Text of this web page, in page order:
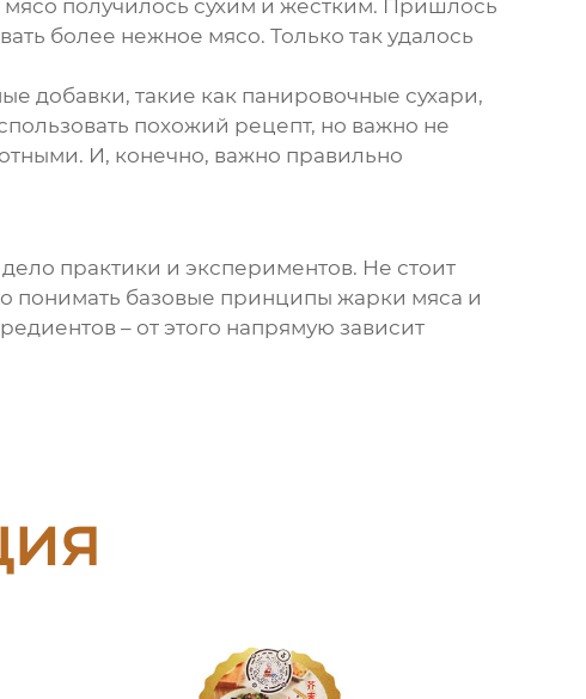
мясо получилось сухим и жестким. Пришлось
более нежное мясо. Только так удалось
добавки, такие как панировочные сухари,
похожий рецепт, но важно не
И, конечно, важно правильно
практики и экспериментов. Не стоит
понимать базовые принципы жарки мяса и
– от этого напрямую зависит